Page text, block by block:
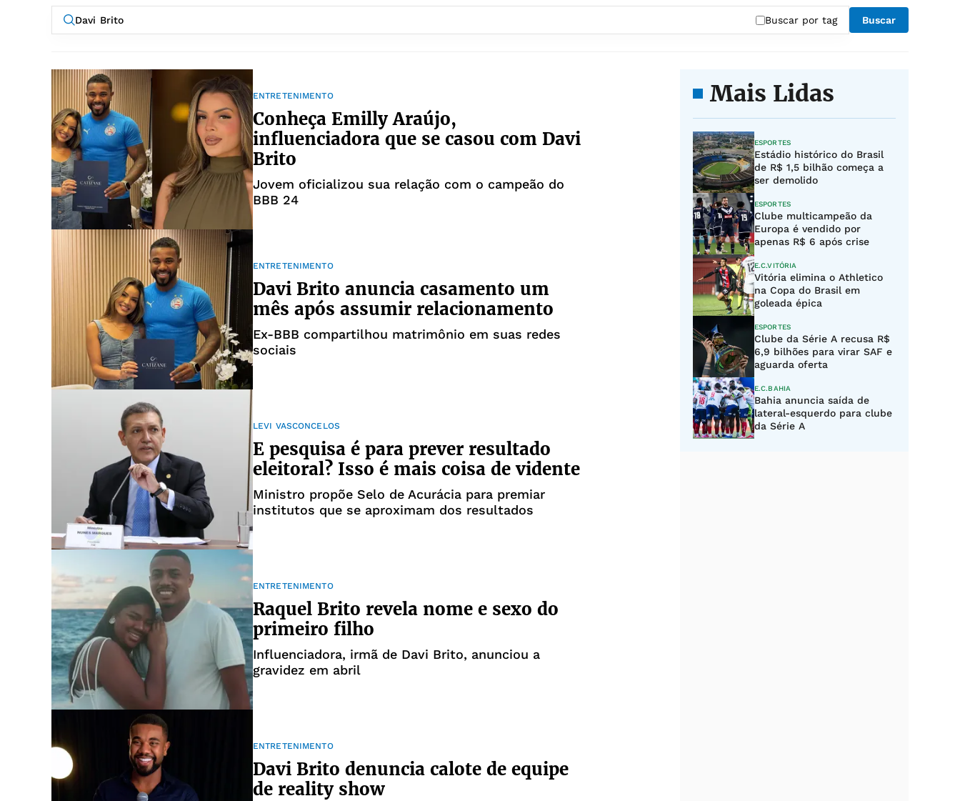
Buscar por tag Buscar
ENTRETENIMENTO
Conheça Emilly Araújo,
influenciadora que se casou com Davi
Brito
Jovem oficializou sua relação com o campeão do
BBB 24
ENTRETENIMENTO
Davi Brito anuncia casamento um
mês após assumir relacionamento
Ex-BBB compartilhou matrimônio em suas redes
sociais
LEVI VASCONCELOS
E pesquisa é para prever resultado
eleitoral? Isso é mais coisa de vidente
Ministro propõe Selo de Acurácia para premiar
institutos que se aproximam dos resultados
ENTRETENIMENTO
Raquel Brito revela nome e sexo do
primeiro filho
Influenciadora, irmã de Davi Brito, anunciou a
gravidez em abril
ENTRETENIMENTO
Davi Brito denuncia calote de equipe
de reality show
Mais Lidas
ESPORTES
Estádio histórico do Brasil
de R$ 1,5 bilhão começa a
ser demolido
ESPORTES
Clube multicampeão da
Europa é vendido por
apenas R$ 6 após crise
E.C.VITÓRIA
Vitória elimina o Athletico
na Copa do Brasil em
goleada épica
ESPORTES
Clube da Série A recusa R$
6,9 bilhões para virar SAF e
aguarda oferta
E.C.BAHIA
Bahia anuncia saída de
lateral-esquerdo para clube
da Série A